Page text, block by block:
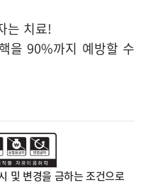
는 치료!
을 90%까지 예방할 수
및 변경을 금하는 조건으로